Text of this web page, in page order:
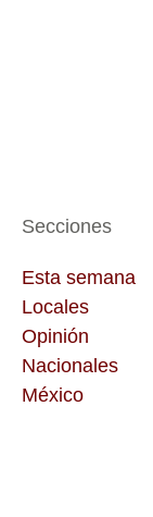
Secciones
Esta semana
Locales
Opinión
Nacionales
México